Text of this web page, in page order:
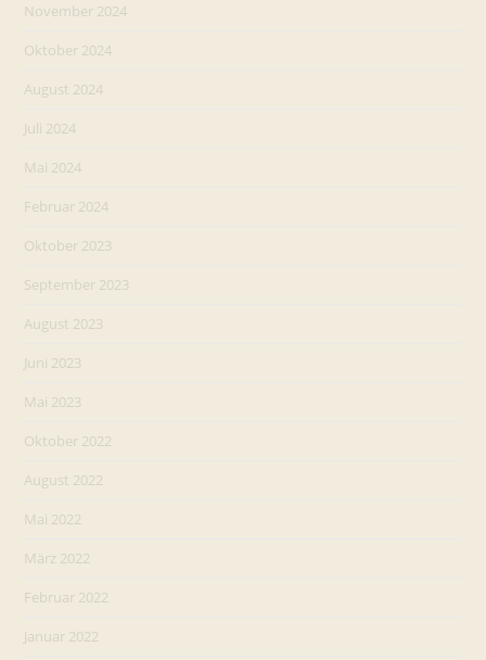
November 2024
Oktober 2024
August 2024
Juli 2024
Mai 2024
Februar 2024
Oktober 2023
September 2023
August 2023
Juni 2023
Mai 2023
Oktober 2022
August 2022
Mai 2022
März 2022
Februar 2022
Januar 2022